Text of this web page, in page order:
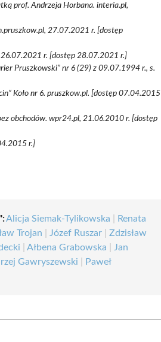
prof. Andrzeja Horbana. interia.pl,
27.07.2021 r. [dostęp
26.07.2021 r. [dostęp 28.07.2021 r.]
Pruszkowski” nr 6 (29) z 09.07.1994 r., s.
Koło nr 6. pruszkow.pl. [dostęp 07.04.2015
obchodów. wpr24.pl, 21.06.2010 r. [dostęp
r.]
Alicja Siemak-Tylikowska
Renata
Trojan Józef Ruszar |Zdzisław
|Ałbena Grabowska
Jan
Gawryszewski
Paweł